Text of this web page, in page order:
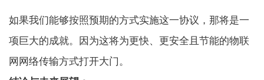
如果我们能够按照预期的方式实施这一协议，那将是一
项巨大的成就。因为这将为更快、更安全且节能的物联
网网络传输方式打开大门。